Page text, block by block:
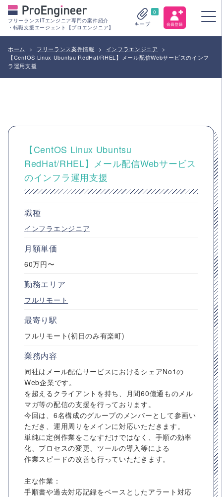
フリーランスITエンジニア専門の案件紹介
・転職支援エージェント【プロエンジニア】
0
キープ
ホーム > フリーランス案件情報 > インフラエンジニア
>
【CentOS Linux Ubuntsu RedHat/RHEL】メール配信Webサービスのインフ
ラ運用支援
【CentOS Linux Ubuntsu
RedHat/RHEL】メール配信Webサービス
のインフラ運用支援
職種
インフラエンジニア
月額単価
60万円〜
勤務エリア
フルリモート
最寄り駅
フルリモート(初日のみ有楽町)
業務内容
同社はメール配信サービスにおけるシェアNo1の
Web企業です。
を超えるクライアントを持ち、月間60億通ものメル
マガ等の配信の支援を行っております。
今回は、6名構成のグループのメンバーとして参画い
ただき、運用周りをメインに対応いただきます。
単純に定例作業をこなすだけではなく、手順の効率
化、プロセスの変更、ツールの導入等による
作業スピードの改善も行っていただきます。
主な作業：
手順書や過去対応記録をベースとしたアラート対応